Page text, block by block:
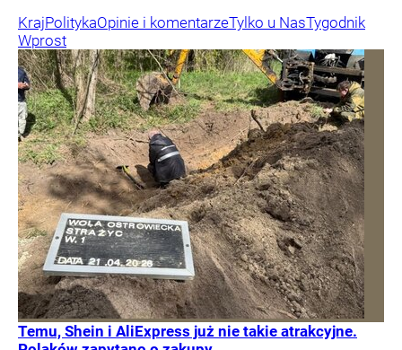
KrajPolitykaOpinie i komentarzeTylko u NasTygodnik
Wprost
Temu, Shein i AliExpress już nie takie atrakcyjne.